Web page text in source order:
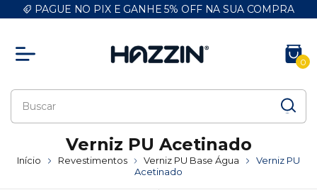
PAGUE NO PIX E GANHE 5% OFF NA SUA COMPRA
0
Verniz PU Acetinado
Início Revestimentos Verniz PU Base Água
Verniz PU
Acetinado